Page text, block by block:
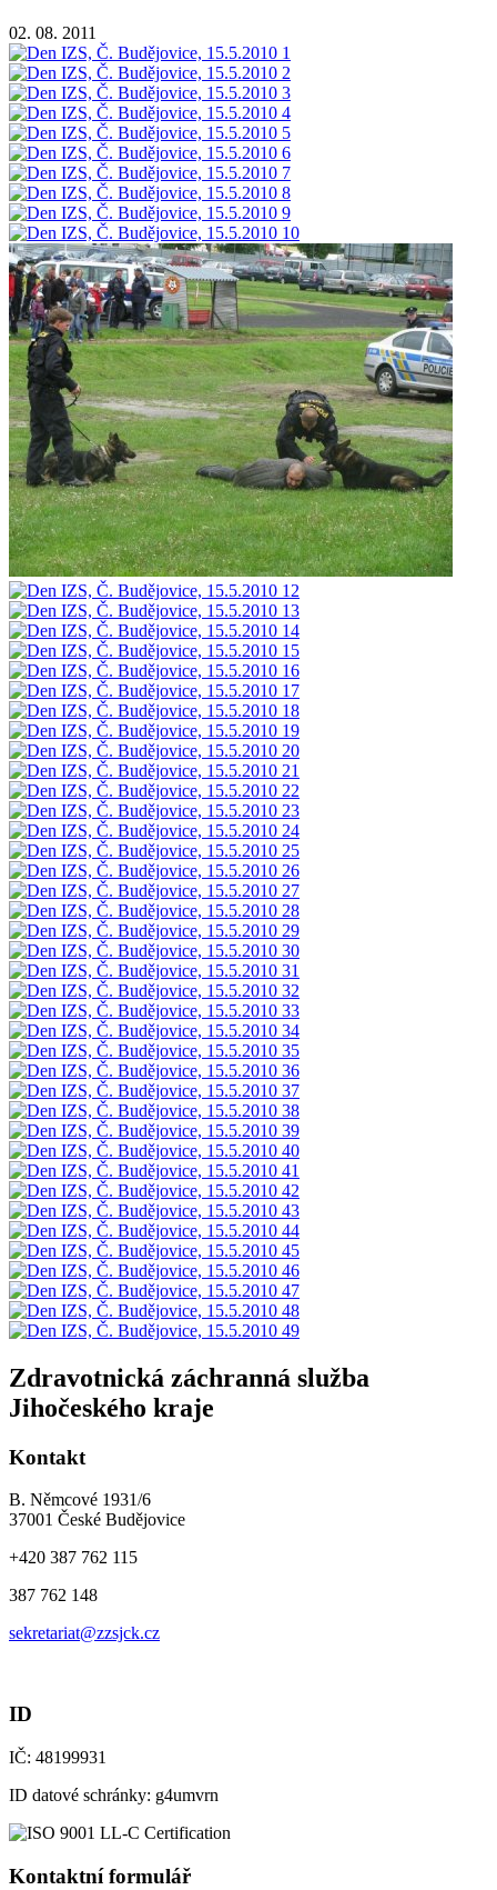
02. 08. 2011
Zdravotnická záchranná služba
Jihočeského kraje
Kontakt
B. Němcové 1931/6
37001 České Budějovice
+420 387 762 115
387 762 148
sekretariat@zzsjck.cz
ID
IČ: 48199931
ID datové schránky: g4umvrn
Kontaktní formulář